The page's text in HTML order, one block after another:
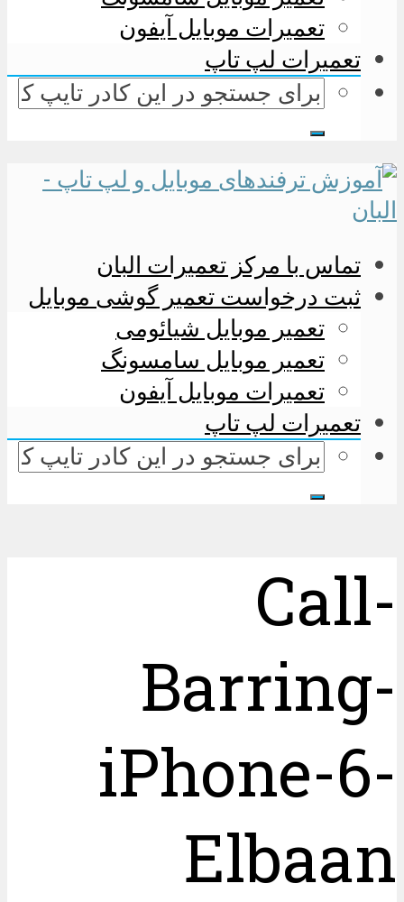
تعمیرات موبایل آیفون
تعمیرات لپ تاپ
تماس با مرکز تعمیرات البان
ثبت درخواست تعمیر گوشی موبایل
تعمیر موبایل شیائومی
تعمیر موبایل سامسونگ
تعمیرات موبایل آیفون
تعمیرات لپ تاپ
Call-
Barring-
iPhone-6-
Elbaan